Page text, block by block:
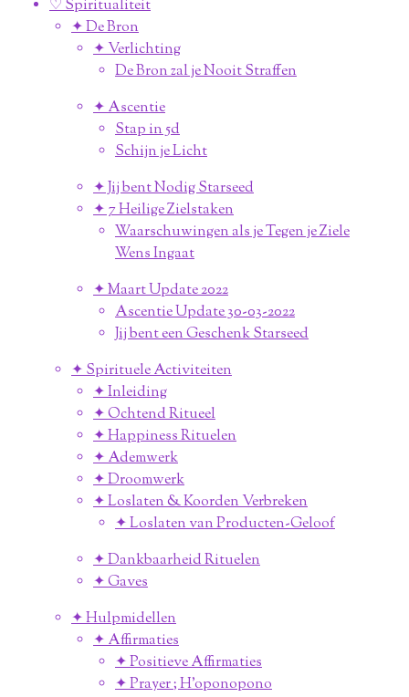
♡ Spiritualiteit
✦ De Bron
✦ Verlichting
De Bron zal je Nooit Straffen
✦ Ascentie
Stap in 5d
Schijn je Licht
✦ Jij bent Nodig Starseed
✦ 7 Heilige Zielstaken
Waarschuwingen als je Tegen je Ziele
Wens Ingaat
✦ Maart Update 2022
Ascentie Update 30-03-2022
Jij bent een Geschenk Starseed
✦ Spirituele Activiteiten
✦ Inleiding
✦ Ochtend Ritueel
✦ Happiness Rituelen
✦ Ademwerk
✦ Droomwerk
✦ Loslaten & Koorden Verbreken
✦ Loslaten van Producten-Geloof
✦ Dankbaarheid Rituelen
✦ Gaves
✦ Hulpmidellen
✦ Affirmaties
✦ Positieve Affirmaties
✦ Prayer ; H'oponopono